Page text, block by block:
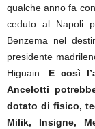
qualche anno fa
ceduto al Napoli
Benzema nel
presidente
Higuain. E così
Ancelotti
dotato di fisico,
Milik, Insigne,